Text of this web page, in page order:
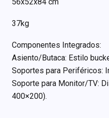
56x52x84 cm
37kg
Componentes Integrados:
Asiento/Butaca: Estilo
Soportes para Periféricos:
Soporte para Monitor/TV:
400×200).